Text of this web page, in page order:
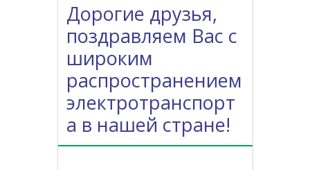
Дорогие друзья,
поздравляем Вас с
широким
распространением
электротранспорт
а в нашей стране!